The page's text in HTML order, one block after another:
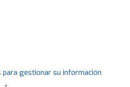
para gestionar su información